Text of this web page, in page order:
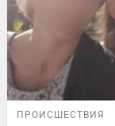
ПРОИСШЕСТВИЯ